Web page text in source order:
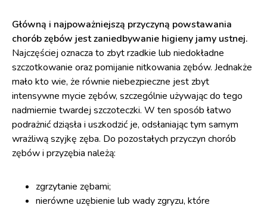
Główną i najpoważniejszą przyczyną powstawania
chorób zębów jest zaniedbywanie higieny jamy ustnej.
Najczęściej oznacza to zbyt rzadkie lub niedokładne
szczotkowanie oraz pomijanie nitkowania zębów. Jednakże
mało kto wie, że równie niebezpieczne jest zbyt
intensywne mycie zębów, szczególnie używając do tego
nadmiernie twardej szczoteczki. W ten sposób łatwo
podrażnić dziąsła i uszkodzić je, odsłaniając tym samym
wrażliwą szyjkę zęba. Do pozostałych przyczyn chorób
zębów i przyzębia należą:
zgrzytanie zębami;
nierówne uzębienie lub wady zgryzu, które